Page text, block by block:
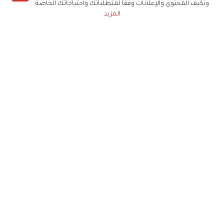
ونكيف المحتوى والإعلانات وفقا لمتطلباتك واحتياجاتك الخاصة
المزيد